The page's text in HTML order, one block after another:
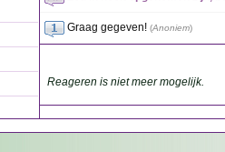
Graag gegeven! (Anoniem)
Reageren is niet meer mogelijk.